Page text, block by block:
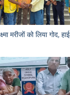
मरीजों को लिया गोद,